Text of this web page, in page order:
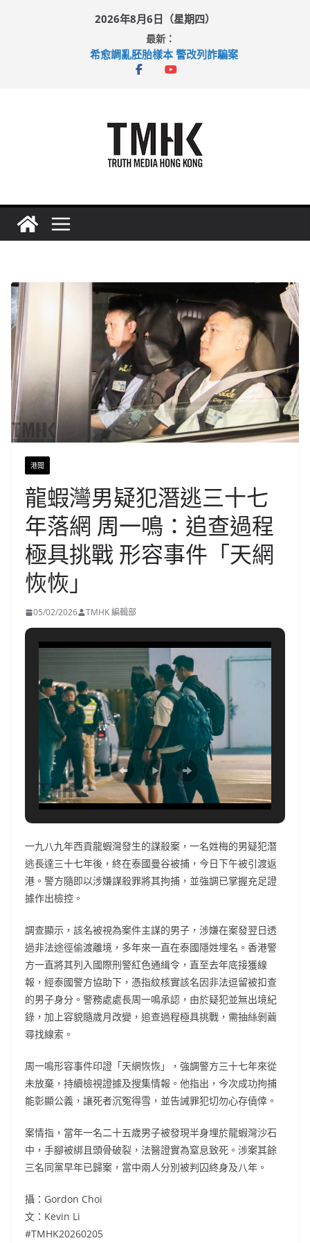
2026年8月6日（星期四）
最新：
希愈調亂胚胎樣本 警改列詐騙案
足球盛會次場激戰 祖雲達斯挫車路士
港聞
龍蝦灣男疑犯潛逃三十七
年落網 周一鳴：追查過程
極具挑戰 形容事件「天網
恢恢」
05/02/2026 TMHK 編輯部
一九八九年西貢龍蝦灣發生的謀殺案，一名姓梅的男疑犯潛
逃長達三十七年後，終在泰國曼谷被捕，今日下午被引渡返
港。警方隨即以涉嫌謀殺罪將其拘捕，並強調已掌握充足證
據作出檢控。
調查顯示，該名被視為案件主謀的男子，涉嫌在案發翌日透
過非法途徑偷渡離境，多年來一直在泰國隱姓埋名。香港警
方一直將其列入國際刑警紅色通緝令，直至去年底接獲線
報，經泰國警方協助下，憑指紋核實該名因非法逗留被扣查
的男子身分。警務處處長周一鳴承認，由於疑犯並無出境紀
錄，加上容貌隨歲月改變，追查過程極具挑戰，需抽絲剝繭
尋找線索。
周一鳴形容事件印證「天網恢恢」，強調警方三十七年來從
未放棄，持續檢視證據及搜集情報。他指出，今次成功拘捕
能彰顯公義，讓死者沉冤得雪，並告誡罪犯切勿心存僥倖。
案情指，當年一名二十五歲男子被發現半身埋於龍蝦灣沙石
中，手腳被綁且頭骨破裂，法醫證實為窒息致死。涉案其餘
三名同黨早年已歸案，當中兩人分別被判囚終身及八年。
攝：Gordon Choi
文：Kevin Li
#TMHK20260205